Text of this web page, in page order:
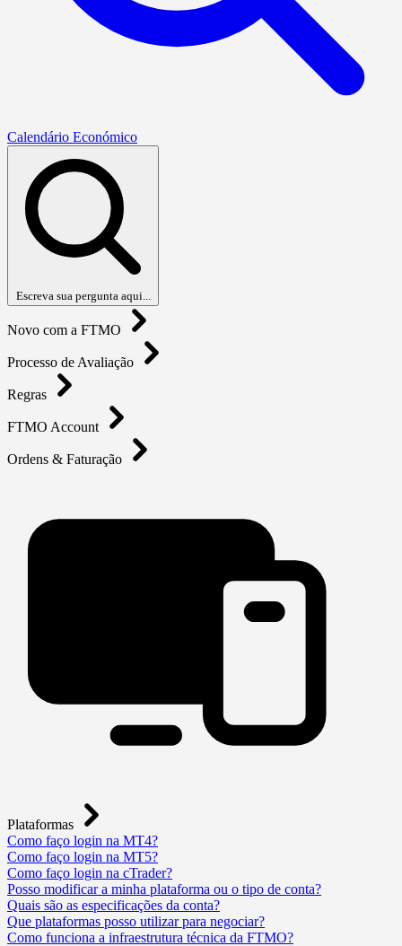
Calendário Económico
Escreva sua pergunta aqui...
Novo com a FTMO
Processo de Avaliação
Regras
FTMO Account
Ordens & Faturação
Plataformas
Como faço login na MT4?
Como faço login na MT5?
Como faço login na cTrader?
Posso modificar a minha plataforma ou o tipo de conta?
Quais são as especificações da conta?
Que plataformas posso utilizar para negociar?
Como funciona a infraestrutura técnica da FTMO?